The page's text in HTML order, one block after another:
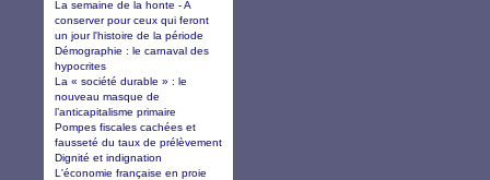
La semaine de la honte - A
conserver pour ceux qui feront
un jour l'histoire de la période
Démographie : le carnaval des
hypocrites
La « société durable » : le
nouveau masque de
l’anticapitalisme primaire
Pompes fiscales cachées et
fausseté du taux de prélèvement
Dignité et indignation
L'économie française en proie